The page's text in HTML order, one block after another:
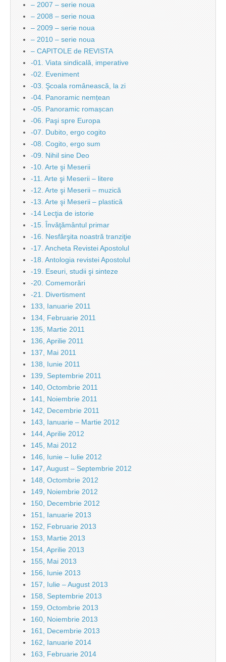
– 2007 – serie noua
– 2008 – serie noua
– 2009 – serie noua
– 2010 – serie noua
– CAPITOLE de REVISTA
-01. Viata sindicală, imperative
-02. Eveniment
-03. Şcoala românească, la zi
-04. Panoramic nemțean
-05. Panoramic romașcan
-06. Paşi spre Europa
-07. Dubito, ergo cogito
-08. Cogito, ergo sum
-09. Nihil sine Deo
-10. Arte şi Meserii
-11. Arte şi Meserii – litere
-12. Arte şi Meserii – muzică
-13. Arte şi Meserii – plastică
-14 Lecţia de istorie
-15. Învăţământul primar
-16. Nesfârşita noastră tranziţie
-17. Ancheta Revistei Apostolul
-18. Antologia revistei Apostolul
-19. Eseuri, studii şi sinteze
-20. Comemorări
-21. Divertisment
133, Ianuarie 2011
134, Februarie 2011
135, Martie 2011
136, Aprilie 2011
137, Mai 2011
138, Iunie 2011
139, Septembrie 2011
140, Octombrie 2011
141, Noiembrie 2011
142, Decembrie 2011
143, Ianuarie – Martie 2012
144, Aprilie 2012
145, Mai 2012
146, Iunie – Iulie 2012
147, August – Septembrie 2012
148, Octombrie 2012
149, Noiembrie 2012
150, Decembrie 2012
151, Ianuarie 2013
152, Februarie 2013
153, Martie 2013
154, Aprilie 2013
155, Mai 2013
156, Iunie 2013
157, Iulie – August 2013
158, Septembrie 2013
159, Octombrie 2013
160, Noiembrie 2013
161, Decembrie 2013
162, Ianuarie 2014
163, Februarie 2014